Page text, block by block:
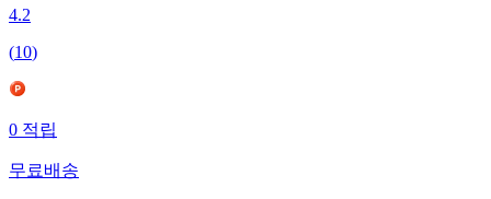
4.2
(10)
0적립
무료배송